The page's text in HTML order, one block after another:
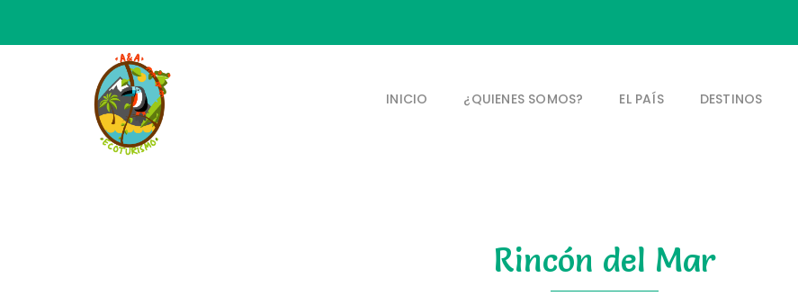
INICIO ¿QUIENES SOMOS? EL PAÍS DESTINOS
Rincón del Mar